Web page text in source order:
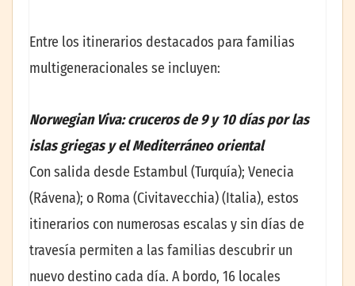
Entre los itinerarios destacados para familias
multigeneracionales se incluyen:
Norwegian Viva: cruceros de 9 y 10 días por las
islas griegas y el Mediterráneo oriental
Con salida desde Estambul (Turquía); Venecia
(Rávena); o Roma (Civitavecchia) (Italia), estos
itinerarios con numerosas escalas y sin días de
travesía permiten a las familias descubrir un
nuevo destino cada día. A bordo, 16 locales